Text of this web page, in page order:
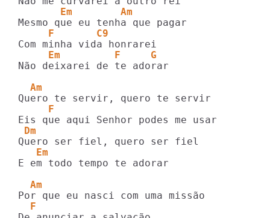
       Em        Am
     F       C9
     Em         F     G
Não deixarei de te adorar
  Am
     F
Dm
   Em
E em todo tempo te adorar
  Am
  F